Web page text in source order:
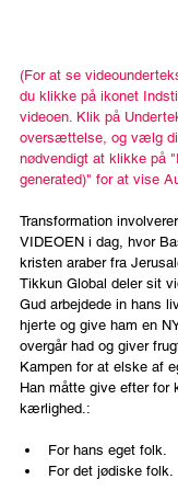
(For at se
du klikke på ikonet
videoen. Klik på
oversættelse, og vælg
nødvendigt at klikke på
generated)" for at vise
Transformation
VIDEOEN i dag, hvor
kristen araber fra
Tikkun Global deler sit
Gud arbejdede in hans
hjerte og give ham en
overgår had og giver
Kampen for at elske af
Han måtte give efter for
kærlighed.:
For hans eget folk.
For det jødiske folk.